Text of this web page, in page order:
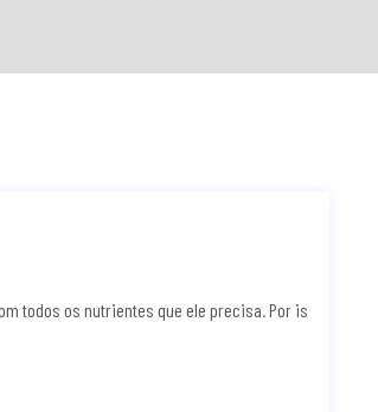
todos os nutrientes que ele precisa. Por is